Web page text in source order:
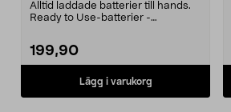
Alltid laddade batterier till hands.
Ready to Use-batterier -
199,90
Lägg i varukorg